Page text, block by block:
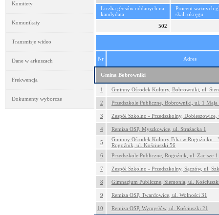
Komitety
Komunikaty
Transmisje wideo
Dane w arkuszach
Frekwencja
Dokumenty wyborcze
Liczba głosów oddanych na
kandydata
Procent ważnych
skali okręgu
502
Nr Adres
Gmina Bobrowniki
1 Gminny Ośrodek Kultury, Bobrowniki, ul.
2 Przedszkole Publiczne, Bobrowniki, ul. 1 Maja
3 Zespół Szkolno - Przedszkolny,
4 Remiza OSP, Myszkowice, ul. Strażacka 1
5
Gminny Ośrodek Kultury Filia w Rogoźniku -
Rogoźnik, ul. Kościuszki 56
6
Przedszkole Publiczne, Rogoźnik, ul. Zacisze 1
7 Zespół Szkolno - Przedszkolny, Sączów, ul.
8 Gimnazjum Publiczne, Siemonia, ul.
9 Remiza OSP, Twardowice, ul. Wolności 31
10 Remiza OSP, Wymysłów, ul. Kościuszki 21